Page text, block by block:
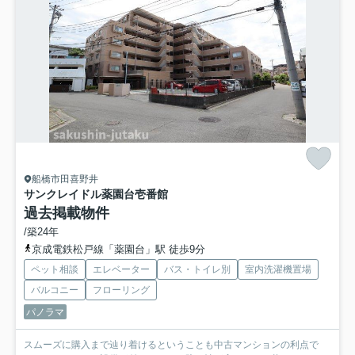
船橋市田喜野井
サンクレイドル薬園台壱番館
過去掲載物件
/築24年
京成電鉄松戸線「薬園台」駅 徒歩9分
ペット相談 エレベーター バス・トイレ別
室内洗濯機置場
バルコニー
フローリング
パノラマ
スムーズに購入まで辿り着けるということも中古マンションの利点で